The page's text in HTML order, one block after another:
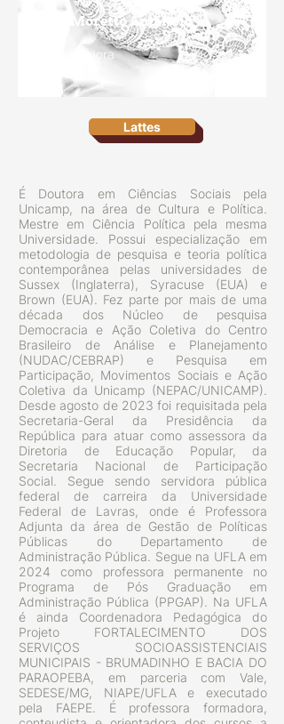
Julia Moretto Amâncio
Pesquisadora
Lattes
É Doutora em Ciências Sociais pela
Unicamp, na área de Cultura e Política.
Mestre em Ciência Política pela mesma
Universidade. Possui especialização em
metodologia de pesquisa e teoria política
contemporânea pelas universidades de
Sussex (Inglaterra), Syracuse (EUA) e
Brown (EUA). Fez parte por mais de uma
década dos Núcleo de pesquisa
Democracia e Ação Coletiva do Centro
Brasileiro de Análise e Planejamento
(NUDAC/CEBRAP) e Pesquisa em
Participação, Movimentos Sociais e Ação
Coletiva da Unicamp (NEPAC/UNICAMP).
Desde agosto de 2023 foi requisitada pela
Secretaria-Geral da Presidência da
República para atuar como assessora da
Diretoria de Educação Popular, da
Secretaria Nacional de Participação
Social. Segue sendo servidora pública
federal de carreira da Universidade
Federal de Lavras, onde é Professora
Adjunta da área de Gestão de Políticas
Públicas do Departamento de
Administração Pública. Segue na UFLA em
2024 como professora permanente no
Programa de Pós Graduação em
Administração Pública (PPGAP). Na UFLA
é ainda Coordenadora Pedagógica do
Projeto FORTALECIMENTO DOS
SERVIÇOS SOCIOASSISTENCIAIS
MUNICIPAIS - BRUMADINHO E BACIA DO
PARAOPEBA, em parceria com Vale,
SEDESE/MG, NIAPE/UFLA e executado
pela FAEPE. É professora formadora,